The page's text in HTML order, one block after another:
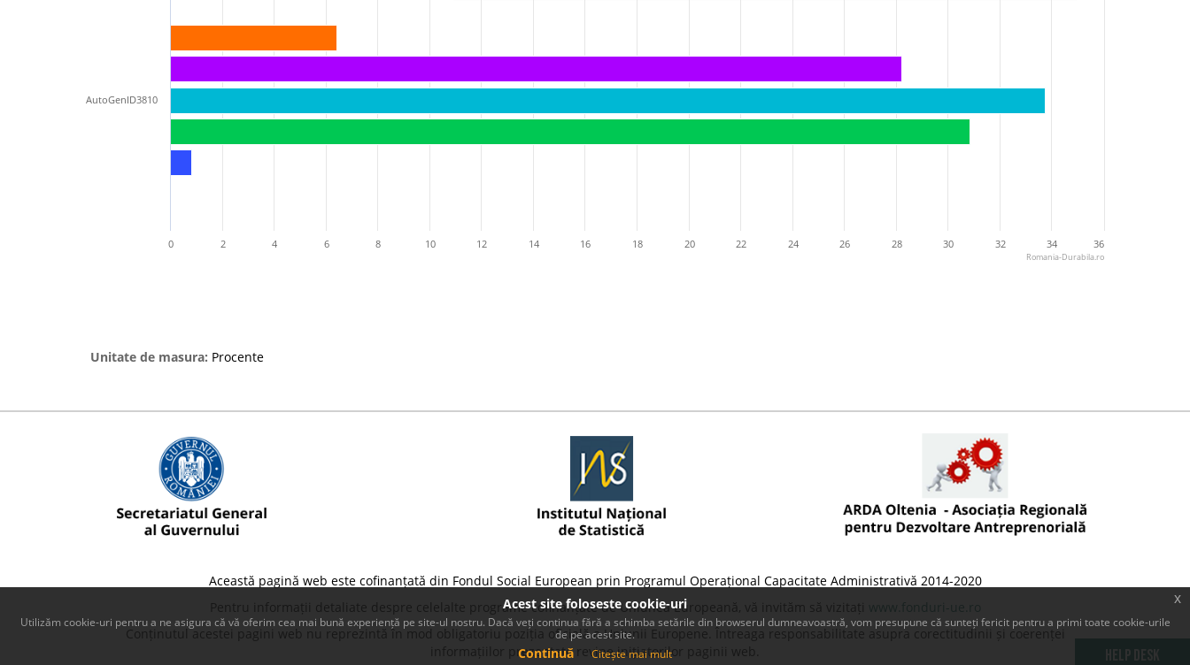
AutoGenID3810
0 2 4 6 8 10 12 14 16 18 20 22 24 26 28 30 32 34 36
Romania-Durabila.ro
Unitate de masura: Procente
Această pagină web este cofinanțată din Fondul Social European prin Programul Operațional Capacitate Administrativă 2014-2020
Pentru informații detaliate despre celelalte programe cofinanțate de Uniunea Europeană, vă invităm să vizitați
www.fonduri-ue.ro
Conținutul acestei pagini web nu reprezintă în mod obligatoriu poziția oficială a Uniunii Europene. Întreaga responsabilitate asupra corectitudinii și coerenței
informațiilor prezentate revine inițiatorilor paginii web.
Help Desk
Acest site foloseste cookie-uri
Utilizăm cookie-uri pentru a ne asigura că vă oferim cea mai bună experiență pe site-ul nostru. Dacă veți continua fără a schimba setările din browserul dumneavoastră, vom presupune că sunteți fericit pentru a primi toate cookie-urile
de pe acest site.
Continuă Citește mai mult
x